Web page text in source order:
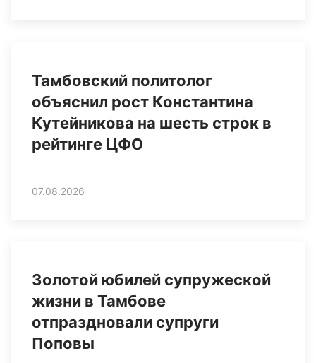
Тамбовский политолог
объяснил рост Константина
Кутейникова на шесть строк в
рейтинге ЦФО
07.08.2026
Золотой юбилей супружеской
жизни в Тамбове
отпраздновали супруги
Поповы